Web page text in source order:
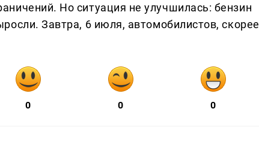
Но ситуация не улучшилась: бензин
Завтра, 6 июля, автомобилистов, скорее
0 0 0